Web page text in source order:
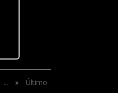
... » Último